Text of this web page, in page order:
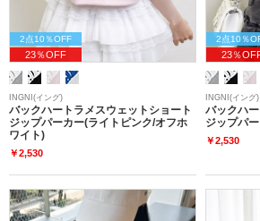
2点10％OFF
23％OFF
INGNI(イング)
バックハートラメスウェットショート
ジップパーカー(ライトピンク/オフホ
ワイト)
￥2,530
2点10％
23％
INGNI(イング)
バックハ
ジップパ
￥2,530